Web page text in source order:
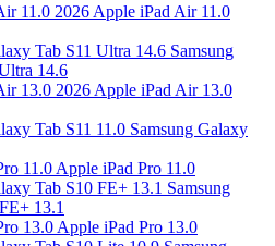
Apple iPad Air 11.0
Samsung
14.6
Apple iPad Air 13.0
Samsung Galaxy
Apple iPad Pro 11.0
Samsung
13.1
Apple iPad Pro 13.0